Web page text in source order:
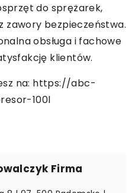
do sprężarek,
zawory bezpieczeństwa.
obsługa i fachowe
klientów.
na: https://abc-
100l
Firma